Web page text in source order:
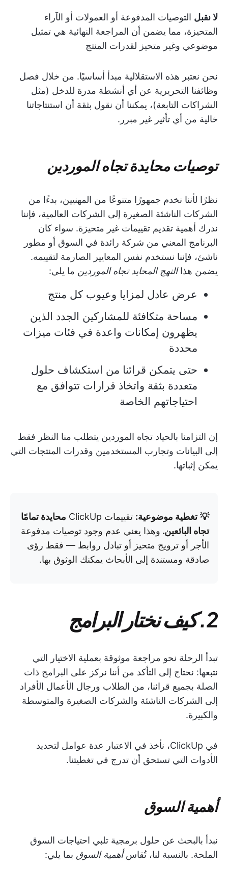
لا نقبل التوصيات المدفوعة أو العمولات أو الآراء
المتحيزة، مما يضمن أن المراجعة النهائية هي تمثيل
موضوعي وغير متحيز لقدرات المنتج
نحن نعتبر هذه الاستقلالية مبدأ أساسيًا. من خلال فصل
وظائفنا التحريرية عن أي أنشطة مدرة للدخل (مثل
الشراكات التابعة)، يمكننا أن نقول بثقة أن استنتاجاتنا
خالية من أي تأثير غير مبرر.
توصيات محايدة تجاه الموردين
نظرًا لأننا نخدم جمهورًا متنوعًا من المهنيين، بدءًا من
الشركات الناشئة الصغيرة إلى الشركات العالمية، فإننا
ندرك أهمية تقديم تقييمات غير متحيزة. سواء كان
البرنامج المعني من شركة رائدة في السوق أو مطور
ناشئ، فإننا نستخدم نفس المعايير الصارمة لتقييمه.
يضمن هذاالنهج المحايد تجاه الموردين ما يلي:
عرض عادل لمزايا وعيوب كل منتج
مساحة متكافئة للمشاركين الجدد الذين
يظهرون إمكانات واعدة في فئات ميزات
محددة
حتى يتمكن قرائنا من استكشاف حلول
متعددة بثقة واتخاذ قرارات تتوافق مع
احتياجاتهم الخاصة
إن التزامنا بالحياد تجاه الموردين يتطلب منا النظر فقط
إلى البيانات وتجارب المستخدمين وقدرات المنتجات التي
يمكن إثباتها.
💡 تغطية موضوعية: تقييمات ClickUp
محايدة تمامًا
تجاه البائعين. وهذا يعني عدم وجود توصيات مدفوعة
الأجر أو ترويج متحيز أو تبادل روابط — فقط رؤى
صادقة ومستندة إلى الأبحاث يمكنك الوثوق بها.
2. كيف نختار البرامج
تبدأ الرحلة نحو مراجعة موثوقة بعملية الاختيار التي
نتبعها: نحتاج إلى التأكد من أننا نركز على البرامج ذات
الصلة بجميع قرائنا، من الطلاب ورجال الأعمال الأفراد
إلى الشركات الناشئة والشركات الصغيرة والمتوسطة
والكبيرة.
في ClickUp، نأخذ في الاعتبار عدة عوامل لتحديد
الأدوات التي تستحق أن تدرج في تغطيتنا.
أهمية السوق
نبدأ بالبحث عن حلول برمجية تلبي احتياجات السوق
الملحة. بالنسبة لنا، تُقاسأهمية السوق بما يلي: